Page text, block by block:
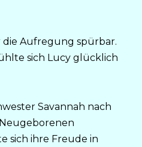
Aufregung spürbar.
sich Lucy glücklich
Savannah nach
sich ihre Freude in